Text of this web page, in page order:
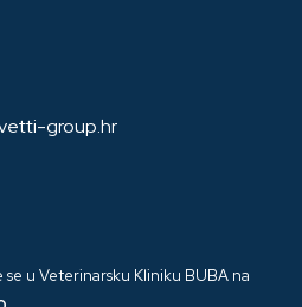
group.hr
u Veterinarsku Kliniku BUBA na